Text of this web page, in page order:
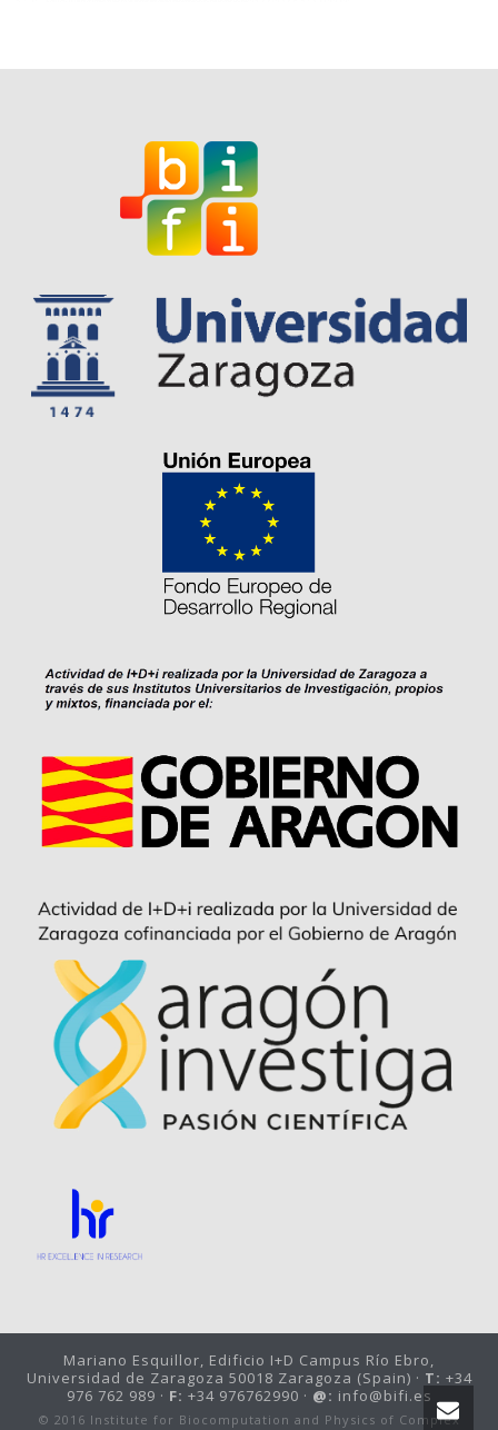
Mariano Esquillor, Edificio I+D Campus Río Ebro,
Universidad de Zaragoza 50018 Zaragoza (Spain) · T: +34
976 762 989 · F: +34 976762990 · @: info@bifi.es
© 2016 Institute for Biocomputation and Physics of Complex